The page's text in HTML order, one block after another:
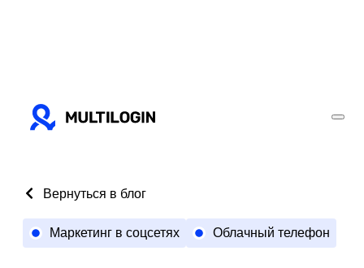
Вернуться в блог
Маркетинг в соцсетях
Облачный телефон